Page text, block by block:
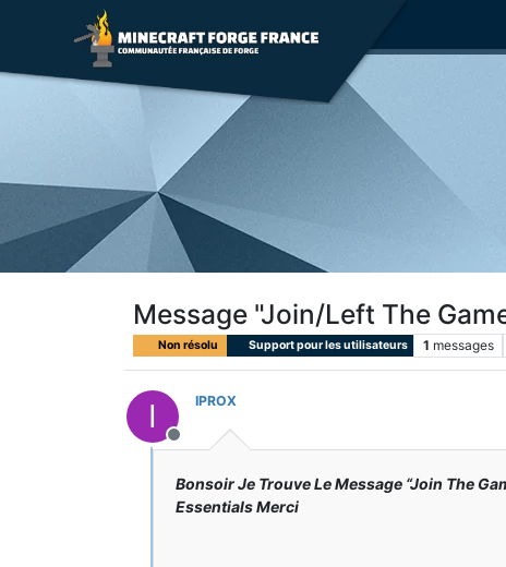
Message "Join/Left The
Non résolu Support pour les utilisateurs 1 messages
I
Hors-ligne
IPROX
Bonsoir Je Trouve Le Message “Join The
Essentials Merci